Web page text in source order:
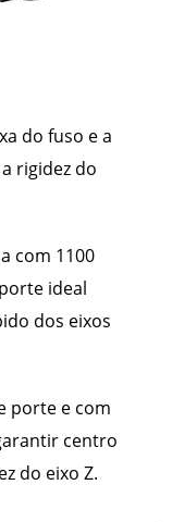
do fuso e a
rigidez do
com 1100
ideal
dos eixos
porte e com
centro
do eixo Z.